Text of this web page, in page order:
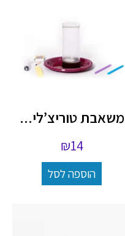
משאבת טוריצ’לי...
₪14
הוספה לסל